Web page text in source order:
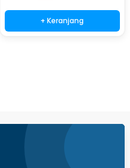
+ Keranjang